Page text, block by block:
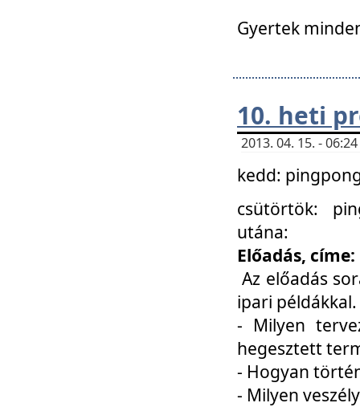
Gyertek
10. heti
2013. 04. 15. -
kedd:
csütörtök:
utána:
Előadás,
Az előadás
ipari
- Milyen
hegesztett
- Hogyan
- Milyen